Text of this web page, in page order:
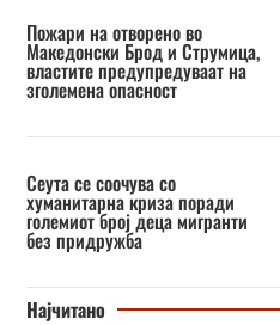
Пожари на отворено во
Македонски Брод и Струмица,
властите предупредуваат на
зголемена опасност
Сеута се соочува со
хуманитарна криза поради
големиот број деца мигранти
без придружба
Најчитано